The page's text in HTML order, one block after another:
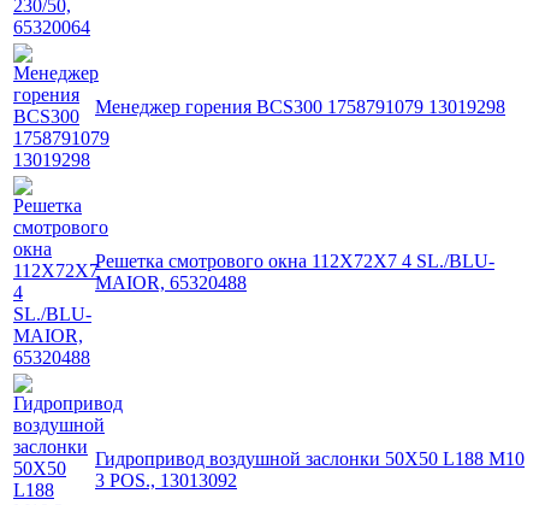
Менеджер горения BCS300 1758791079 13019298
Решетка смотрового окна 112X72X7 4 SL./BLU-
MAIOR, 65320488
Гидропривод воздушной заслонки 50X50 L188 M10
3 POS., 13013092